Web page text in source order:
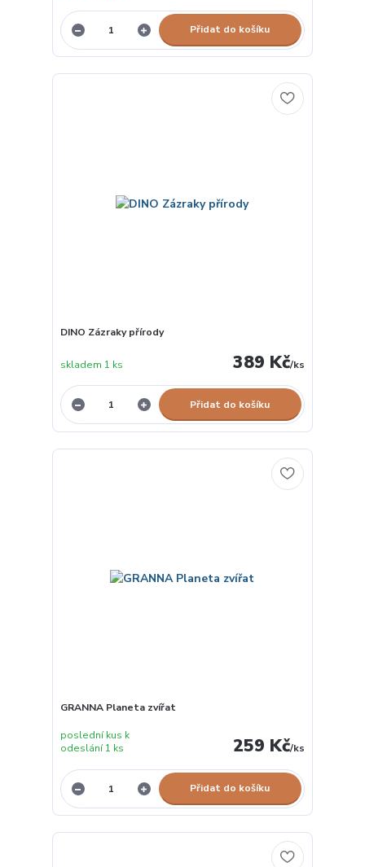
Přidat do košíku
DINO Zázraky přírody
389 Kč/ks
skladem 1 ks
Přidat do košíku
GRANNA Planeta zvířat
259 Kč/ks
poslední kus k
odeslání 1 ks
Přidat do košíku